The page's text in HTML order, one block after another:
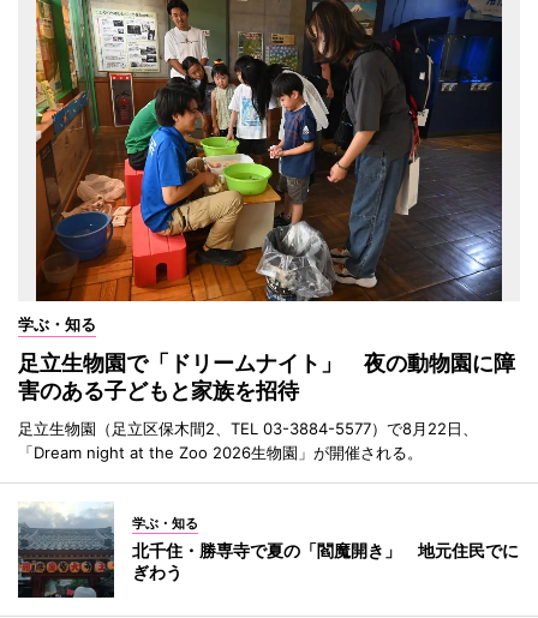
学ぶ・知る
足立生物園で「ドリームナイト」 夜の動物園に障
害のある子どもと家族を招待
足立生物園（足立区保木間2、TEL 03-3884-5577）で8月22日、
「Dream night at the Zoo 2026生物園」が開催される。
学ぶ・知る
北千住・勝専寺で夏の「閻魔開き」 地元住民でに
ぎわう